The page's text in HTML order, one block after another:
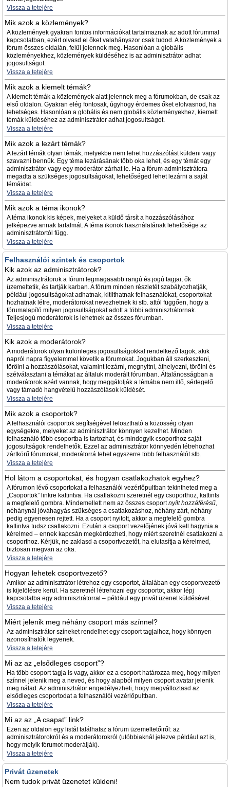
Vissza a tetejére
Mik azok a közlemények?
A közlemények gyakran fontos információkat tartalmaznak az adott fórummal
kapcsolatban, ezért olvasd el őket valahányszor csak tudod. A közlemények a
fórum összes oldalán, felül jelennek meg. Hasonlóan a globális
közleményekhez, közlemények küldéséhez is az adminisztrátor adhat
jogosultságot.
Vissza a tetejére
Mik azok a kiemelt témák?
A kiemelt témák a közlemények alatt jelennek meg a fórumokban, de csak az
első oldalon. Gyakran elég fontosak, úgyhogy érdemes őket elolvasnod, ha
lehetséges. Hasonlóan a globális és nem globális közleményekhez, kiemelt
témák küldéséhez az adminisztrátor adhat jogosultságot.
Vissza a tetejére
Mik azok a lezárt témák?
A lezárt témák olyan témák, melyekbe nem lehet hozzászólást küldeni vagy
szavazni bennük. Egy téma lezárásának több oka lehet, és egy témát egy
adminisztrátor vagy egy moderátor zárhat le. Ha a fórum adminisztrátora
megadta a szükséges jogosultságokat, lehetőséged lehet lezárni a saját
témáidat.
Vissza a tetejére
Mik azok a téma ikonok?
A téma ikonok kis képek, melyeket a küldő társít a hozzászólásához
jelképezve annak tartalmát. A téma ikonok használatának lehetősége az
adminisztrátortól függ.
Vissza a tetejére
Felhasználói szintek és csoportok
Kik azok az adminisztrátorok?
Az adminisztrátorok a fórum legmagasabb rangú és jogú tagjai, ők
üzemeltetik, és tartják karban. A fórum minden részletét szabályozhatják,
például jogosultságokat adhatnak, kitilthatnak felhasználókat, csoportokat
hozhatnak létre, moderátorokat nevezhetnek ki stb. attól függően, hogy a
fórumalapító milyen jogosultságokat adott a többi adminisztrátornak.
Teljesjogú moderátorok is lehetnek az összes fórumban.
Vissza a tetejére
Kik azok a moderátorok?
A moderátorok olyan különleges jogosultságokkal rendelkező tagok, akik
napról napra figyelemmel követik a fórumokat. Jogukban áll szerkeszteni,
törölni a hozzászólásokat, valamint lezárni, megnyitni, áthelyezni, törölni és
szétválasztani a témákat az általuk moderált fórumban. Általánosságban a
moderátorok azért vannak, hogy meggátolják a témába nem illő, sértegető
vagy támadó hangvételű hozzászólások küldését.
Vissza a tetejére
Mik azok a csoportok?
A felhasználói csoportok segítségével felosztható a közösség olyan
egységekre, melyeket az adminisztrátor könnyen kezelhet. Minden
felhasználó több csoportba is tartozhat, és mindegyik csoporthoz saját
jogosultságok rendelhetők. Ezzel az adminisztrátor könnyedén létrehozhat
zártkörű fórumokat, moderátorrá tehet egyszerre több felhasználót stb.
Vissza a tetejére
Hol látom a csoportokat, és hogyan csatlakozhatok egyhez?
A fórumon lévő csoportokat a felhasználói vezérlőpultban tekintheted meg a
„Csoportok” linkre kattintva. Ha csatlakozni szeretnél egy csoporthoz, kattints
a megfelelő gombra. Mindemellett nem az összes csoportnyílt hozzáférésű,
néhánynál jóváhagyás szükséges a csatlakozáshoz, néhány zárt, néhány
pedig egyenesen rejtett. Ha a csoport nyitott, akkor a megfelelő gombra
kattintva tudsz csatlakozni. Ezután a csoport vezetőjének jóvá kell hagynia a
kérelmed – ennek kapcsán megkérdezheti, hogy miért szeretnél csatlakozni a
csoporthoz. Kérjük, ne zaklasd a csoportvezetőt, ha elutasítja a kérelmed,
biztosan megvan az oka.
Vissza a tetejére
Hogyan lehetek csoportvezető?
Amikor az adminisztrátor létrehoz egy csoportot, általában egy csoportvezető
is kijelölésre kerül. Ha szeretnél létrehozni egy csoportot, akkor lépj
kapcsolatba egy adminisztrátorral – például egy privát üzenet küldésével.
Vissza a tetejére
Miért jelenik meg néhány csoport más színnel?
Az adminisztrátor színeket rendelhet egy csoport tagjaihoz, hogy könnyen
azonosíthatók legyenek.
Vissza a tetejére
Mi az az „elsődleges csoport”?
Ha több csoport tagja is vagy, akkor ez a csoport határozza meg, hogy milyen
színnel jelenik meg a neved, és hogy alapból milyen csoport avatar jelenik
meg nálad. Az adminisztrátor engedélyezheti, hogy megváltoztasd az
elsődleges csoportodat a felhasználói vezérlőpultban.
Vissza a tetejére
Mi az az „A csapat” link?
Ezen az oldalon egy listát találhatsz a fórum üzemeltetőiről: az
adminisztrátorokról és a moderátorokról (utóbbiaknál jelezve például azt is,
hogy melyik fórumot moderálják).
Vissza a tetejére
Privát üzenetek
Nem tudok privát üzenetet küldeni!